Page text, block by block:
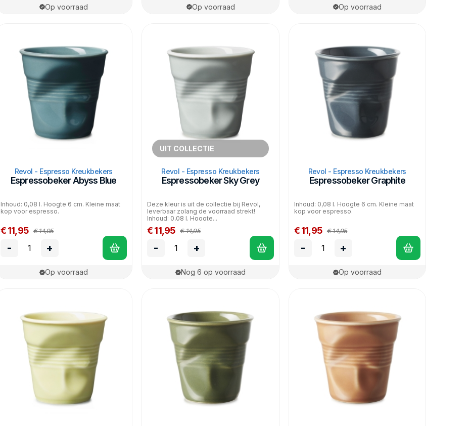
Op voorraad Op voorraad Op voorraad
Revol - Espresso Kreukbekers
Espressobeker Abyss Blue
Inhoud: 0,08 l. Hoogte 6 cm. Kleine maat
kop voor espresso.
€ 11,95 € 14,95
- +
Op voorraad
UIT COLLECTIE
Revol - Espresso Kreukbekers
Espressobeker Sky Grey
Deze kleur is uit de collectie bij Revol,
leverbaar zolang de voorraad strekt!
Inhoud: 0,08 l. Hoogte...
€ 11,95 € 14,95
- +
Nog 6 op voorraad
Revol - Espresso Kreukbekers
Espressobeker Graphite
Inhoud: 0,08 l. Hoogte 6 cm. Kleine maat
kop voor espresso.
€ 11,95 € 14,95
- +
Op voorraad